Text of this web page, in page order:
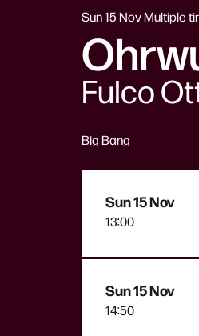
Fulco
Sun 15 NovMultiple
Big Bang
Sun 15 Nov
13:00
Sun 15 Nov
14:50